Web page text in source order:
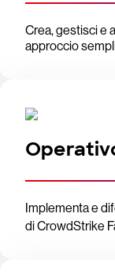
Crea, gestisci e
approccio
Implementa e
di CrowdStrike